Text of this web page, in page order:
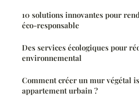
10 solutions innovantes pour
éco-responsable
Des services écologiques pour
environnemental
Comment créer un mur végétal
appartement urbain ?